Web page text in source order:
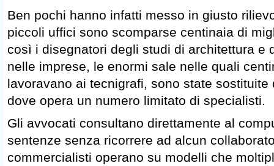
Ben pochi hanno infatti messo in giusto
piccoli uffici sono scomparse centinaia di
così i disegnatori degli studi di architettura e
nelle imprese, le enormi sale nelle quali
lavoravano ai tecnigrafi, sono state sostituite
dove opera un numero limitato di specialisti.
Gli avvocati consultano direttamente al
sentenze senza ricorrere ad alcun
commercialisti operano su modelli che